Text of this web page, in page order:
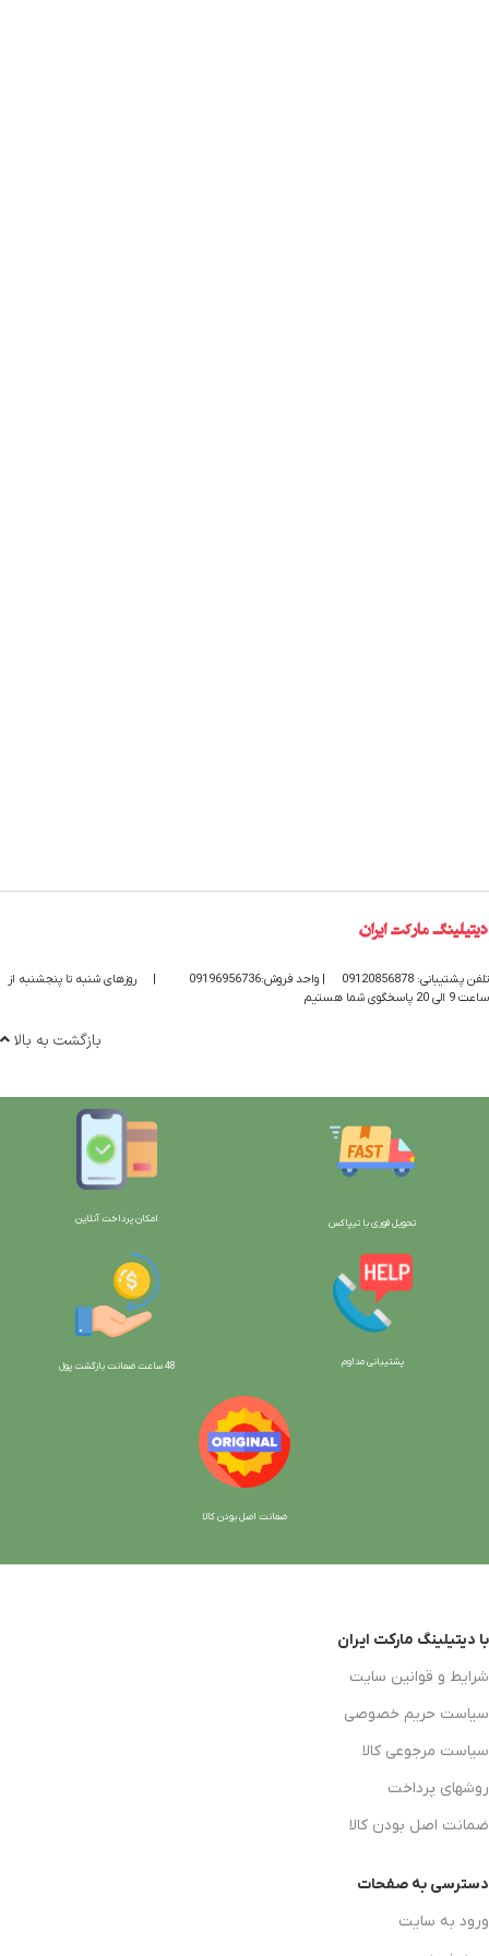
تلفن پشتیبانی: 09120856878 | واحد فروش:09196956736 |
روزهای شنبه تا پنجشنبه از
ساعت 9 الی 20 پاسخگوی شما هستیم
بازگشت به بالا
تحویل فوری با تیپاکس امکان پرداخت آنلاین
پشتیبانی مداوم 48 ساعت ضمانت بازگش ت پول
ضمانت اصل بودن کالا
با دیتیلینگ مارکت ایران
شرایط و قوانین سایت
سیاست حریم خصوصی
سیاست مرجوعی کالا
روشهای پرداخت
ضمانت اصل بودن کالا
دسترسی به صفحات
ورود به سایت